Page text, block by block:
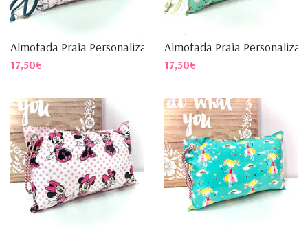
Almofada Praia Personalizad...
17,50€
Almofada Praia
17,50€